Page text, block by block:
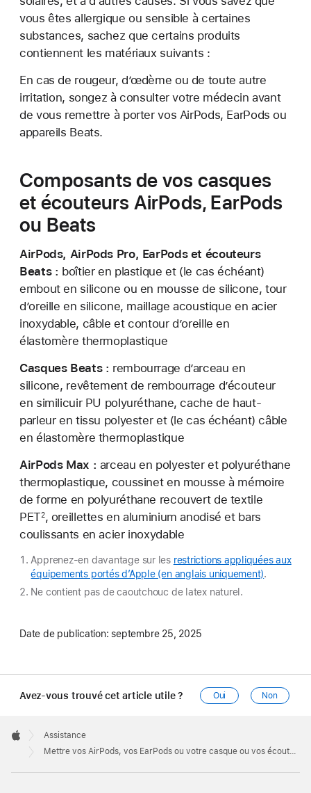
vous êtes allergique ou sensible à certaines
substances, sachez que certains produits
contiennent les matériaux suivants :
En cas de rougeur, d’œdème ou de toute autre
irritation, songez à consulter votre médecin avant
de vous remettre à porter vos AirPods, EarPods ou
appareils Beats.
Composants de vos casques
et écouteurs AirPods, EarPods
ou Beats
AirPods, AirPods Pro, EarPods et écouteurs
Beats : boîtier en plastique et (le cas échéant)
embout en silicone ou en mousse de silicone, tour
d’oreille en silicone, maillage acoustique en acier
inoxydable, câble et contour d’oreille en
élastomère thermoplastique
Casques Beats : rembourrage d’arceau en
silicone, revêtement de rembourrage d’écouteur
en similicuir PU polyuréthane, cache de haut-
parleur en tissu polyester et (le cas échéant) câble
en élastomère thermoplastique
AirPods Max : arceau en polyester et polyuréthane
thermoplastique, coussinet en mousse à mémoire
de forme en polyuréthane recouvert de textile
PET2, oreillettes en aluminium anodisé et bars
coulissants en acier inoxydable
Apprenez-en davantage sur les restrictions appliquées aux
équipements portés d’Apple (en anglais uniquement).
Ne contient pas de caoutchouc de latex naturel.
Date de publication: septembre 25, 2025
Avez-vous trouvé cet article utile ? Oui Non
Footer

Apple
Assistance
Mettre vos AirPods, vos EarPods ou votre casque ou vos écouteurs Beats